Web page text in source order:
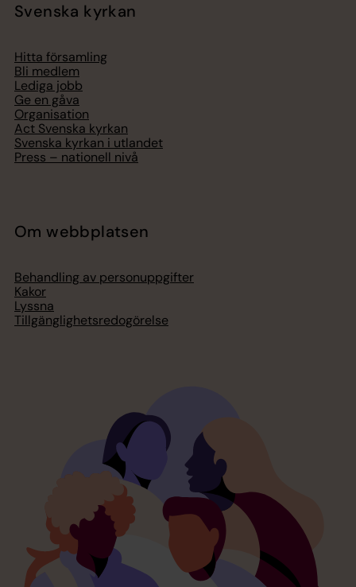
Svenska kyrkan
Hitta församling
Bli medlem
Lediga jobb
Ge en gåva
Organisation
Act Svenska kyrkan
Svenska kyrkan i utlandet
Press – nationell nivå
Om webbplatsen
Behandling av personuppgifter
Kakor
Lyssna
Tillgänglighetsredogörelse